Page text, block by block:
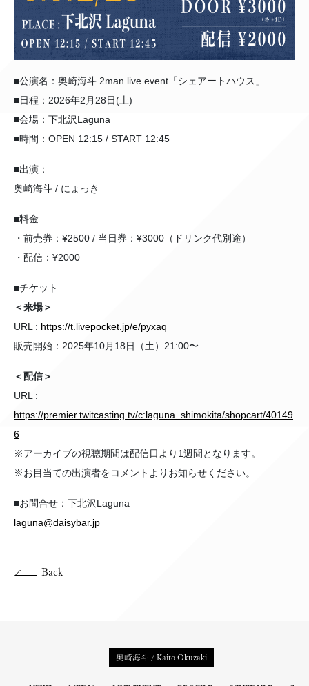
■公演名：奥崎海斗 2man live event「シェアートハウス」
■日程：2026年2月28日(土)
■会場：下北沢Laguna
■時間：OPEN 12:15 / START 12:45
■出演：
奥崎海斗 / にょっき
■料金
・前売券：¥2500 / 当日券：¥3000（ドリンク代別途）
・配信：¥2000
■チケット
＜来場＞
URL : https://t.livepocket.jp/e/pyxaq
販売開始：2025年10月18日（土）21:00〜
＜配信＞
URL :
https://premier.twitcasting.tv/c:laguna_shimokita/shopcart/40149
6
※アーカイブの視聴期間は配信日より1週間となります。
※お目当ての出演者をコメントよりお知らせください。
■お問合せ：下北沢Laguna
laguna@daisybar.jp
Back
奥崎海斗 / Kaito Okuzaki